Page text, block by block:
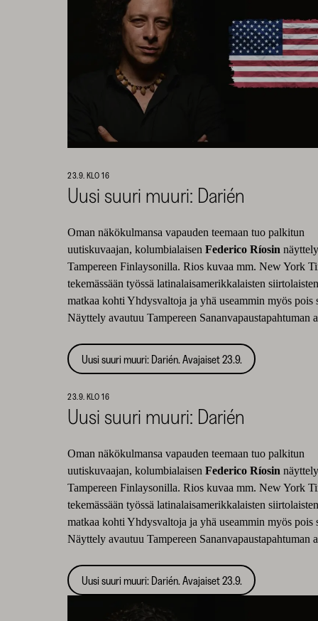
23.9. KLO 16
Uusi suuri muuri: Darién
Oman näkökulmansa vapauden teemaan tuo palkitun
uutiskuvaajan, kolumbialaisenFederico Ríosin
Tampereen Finlaysonilla. Rios kuvaa mm. New York
tekemässään työssä latinalaisamerikkalaisten
matkaa kohti Yhdysvaltoja ja yhä useammin myös pois
Näyttely avautuu Tampereen Sananvapaustapahtuman
Uusi suuri muuri: Darién. Avajaiset 23.9.
23.9. KLO 16
Uusi suuri muuri: Darién
Oman näkökulmansa vapauden teemaan tuo palkitun
uutiskuvaajan, kolumbialaisenFederico Ríosin
Tampereen Finlaysonilla. Rios kuvaa mm. New York
tekemässään työssä latinalaisamerikkalaisten
matkaa kohti Yhdysvaltoja ja yhä useammin myös pois
Näyttely avautuu Tampereen Sananvapaustapahtuman
Uusi suuri muuri: Darién. Avajaiset 23.9.